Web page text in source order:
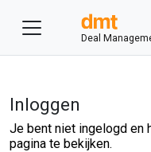
Deal
Inloggen
Je bent niet ingelogd en
pagina te bekijken.